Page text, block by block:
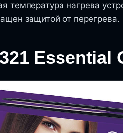
температура нагрева
защитой от перегрева.
Essential